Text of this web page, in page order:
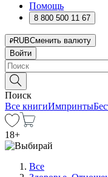
Помощь
8 800 500 11 67
RUBСменить валюту
Войти
Поиск
Все книгиИмпринты
18+
Все